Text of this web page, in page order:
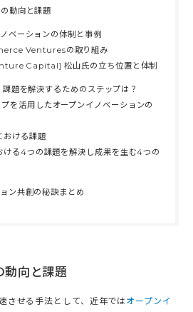
動向と課題
ベーションの体制と事例
Venturesの取り組み
Capital] 松山氏の立ち位置と体制
題を解決するためのステップは？
を活用したオープンイノベーションの
おける課題
ける4つの課題を解決し成果を生む4つの
ン共創の秘訣まとめ
動向と課題
させる手法として、近年ではオープンイ